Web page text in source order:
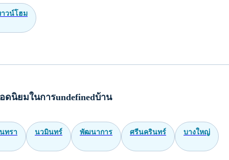
าวน์โฮม
ดนิยมในการundefinedบ้าน
ทรา นวมินทร์ พัฒนาการ ศรีนครินทร์ บางใหญ่